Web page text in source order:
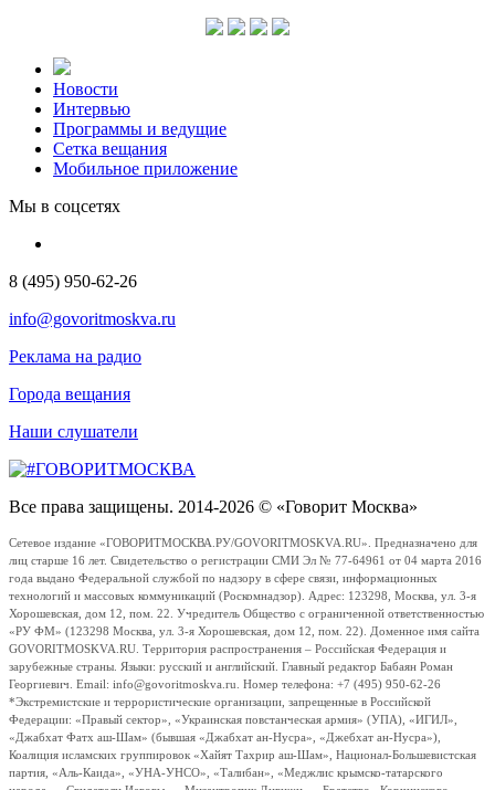
Новости
Интервью
Программы и ведущие
Сетка вещания
Мобильное приложение
Мы в соцсетях
8 (495) 950-62-26
info@govoritmoskva.ru
Реклама на радио
Города вещания
Наши слушатели
Все права защищены. 2014-2026 © «Говорит Москва»
Сетевое издание «ГОВОРИТМОСКВА.РУ/GOVORITMOSKVA.RU». Предназначено для
лиц старше 16 лет. Свидетельство о регистрации СМИ Эл № 77-64961 от 04 марта 2016
года выдано Федеральной службой по надзору в сфере связи, информационных
технологий и массовых коммуникаций (Роскомнадзор). Адрес: 123298, Москва, ул. 3-я
Хорошевская, дом 12, пом. 22. Учредитель Общество с ограниченной ответственностью
«РУ ФМ» (123298 Москва, ул. 3-я Хорошевская, дом 12, пом. 22). Доменное имя сайта
GOVORITMOSKVA.RU. Территория распространения – Российская Федерация и
зарубежные страны. Языки: русский и английский. Главный редактор Бабаян Роман
Георгиевич. Email: info@govoritmoskva.ru. Номер телефона: +7 (495) 950-62-26
*Экстремистские и террористические организации, запрещенные в Российской
Федерации: «Правый сектор», «Украинская повстанческая армия» (УПА), «ИГИЛ»,
«Джабхат Фатх аш-Шам» (бывшая «Джабхат ан-Нусра», «Джебхат ан-Нусра»),
Коалиция исламских группировок «Хайят Тахрир аш-Шам», Национал-Большевистская
партия, «Аль-Каида», «УНА-УНСО», «Талибан», «Меджлис крымско-татарского